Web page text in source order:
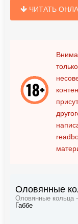
ЧИТАТЬ
Оловянные
Оловянные кольца
Габбе